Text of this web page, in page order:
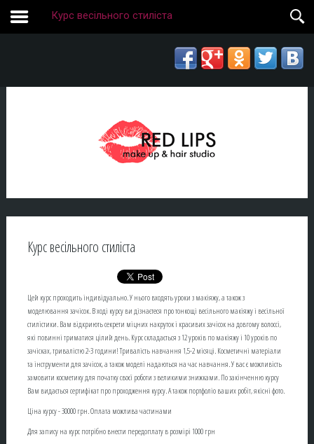
Курс весільного стиліста
Курс весільного стиліста
Цей курс проходить індивідуально. У нього входять уроки з макіяжу, а також з
моделювання зачісок. В ході курсу ви дізнаєтеся про тонкощі весільного макіяжу і весільної
стилістики. Вам відкриють секрети міцних накруток і красивих зачісок на довгому волоссі,
які повинні триматися цілий день. Курс складається з 12 уроків по макіяжу і 10 уроків по
зачісках, тривалістю 2-3 години! Тривалість навчання 1,5-2 місяці. Косметичні матеріали
та інструменти для зачісок, а також моделі надаються на час навчання. У вас є можливість
замовити косметику для початку своєї роботи з великими знижками. По закінченню курсу
Вам видається сертифікат про проходження курсу. А також портфоліо ваших робіт, якісні фото.
Ціна курсу - 30000 грн. Оплата можлива частинами
Для запису на курс потрібно внести передоплату в розмірі 1000 грн